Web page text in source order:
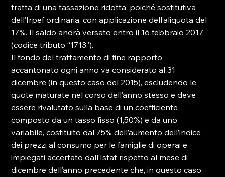
tratta di una tassazione ridotta, poiché sostitutiva
dell’Irpef ordinaria, con applicazione dell’aliquota del
17%. Il saldo andrà versato entro il 16 febbraio 2017
(codice tributo “1713”).
Il fondo del trattamento di fine rapporto
accantonato ogni anno va considerato al 31
dicembre (in questo caso del 2015), escludendo le
quote maturate nel corso dell’anno stesso e deve
essere rivalutato sulla base di un coefficiente
composto da un tasso fisso (1,50%) e da uno
variabile, costituito dal 75% dell’aumento dell’indice
dei prezzi al consumo per le famiglie di operai e
impiegati accertato dall’Istat rispetto al mese di
dicembre dell’anno precedente che, in questo caso